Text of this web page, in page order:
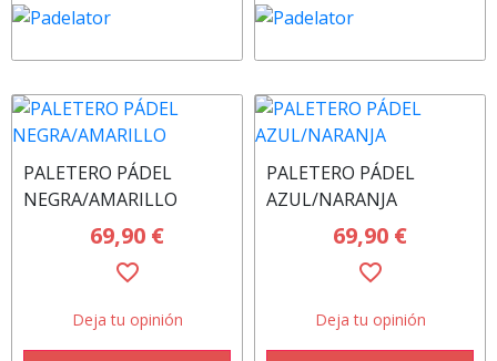
PALETERO PÁDEL
NEGRA/AMARILLO
69,90 €
favorite_border
Deja tu opinión
PALETERO PÁDEL
AZUL/NARANJA
69,90 €
favorite_border
Deja tu opinión